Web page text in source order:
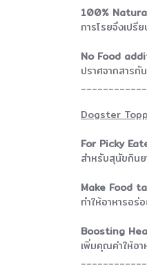
100%
การโรยจึงเปรี
No Food
ปราศจากสารกั
Dogster
For Picky
สำหรับสุนัขกิน
Make Food
ทำให้อาหารอร่
Boosting
เพิ่มคุณค่าให้อา